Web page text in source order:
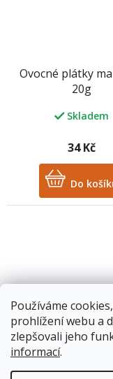
Používáme
prohlížení webu a
zlepšovali jeho
informací.
Ovocné plátky
20g
Skladem
34 Kč
Do
Ovocné plátky
20g
Skladem